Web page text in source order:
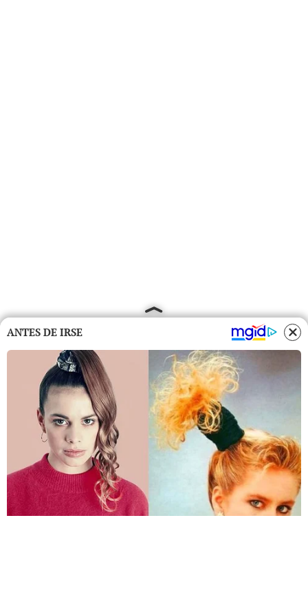
ANTES DE IRSE